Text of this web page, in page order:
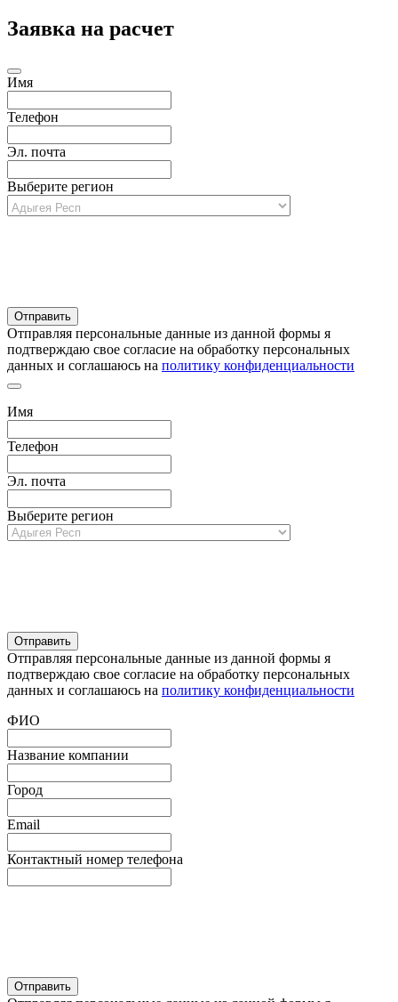
Заявка на расчет
Имя
Телефон
Эл. почта
Выберите регион
Отправляя персональные данные из данной формы я
подтверждаю свое согласие на обработку персональных
данных и соглашаюсь на политику конфиденциальности
Имя
Телефон
Эл. почта
Выберите регион
Отправляя персональные данные из данной формы я
подтверждаю свое согласие на обработку персональных
данных и соглашаюсь на политику конфиденциальности
ФИО
Название компании
Город
Email
Контактный номер телефона